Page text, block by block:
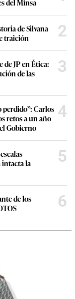
de Silvana
traición
2
JP en Ética:
de las
3
Carlos
retos a un año
Gobierno
4
intacta la
5
de los
6